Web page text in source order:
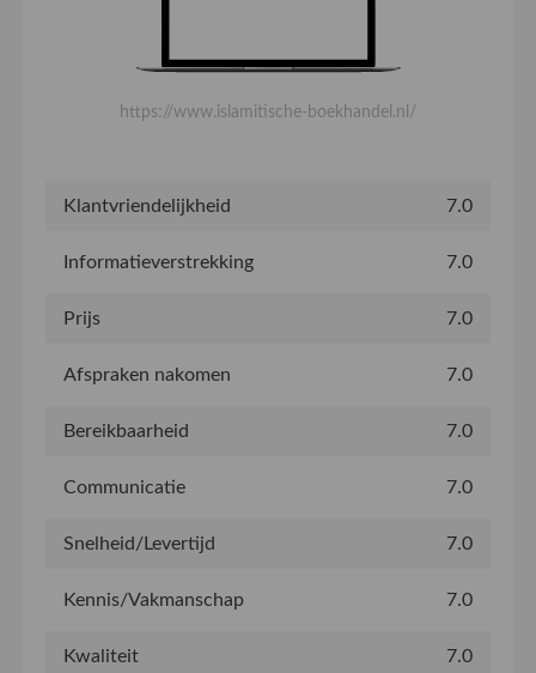
https://www.islamitische-boekhandel.nl/
Klantvriendelijkheid 7.0
Informatieverstrekking 7.0
Prijs 7.0
Afspraken nakomen 7.0
Bereikbaarheid 7.0
Communicatie 7.0
Snelheid/Levertijd 7.0
Kennis/Vakmanschap 7.0
Kwaliteit 7.0